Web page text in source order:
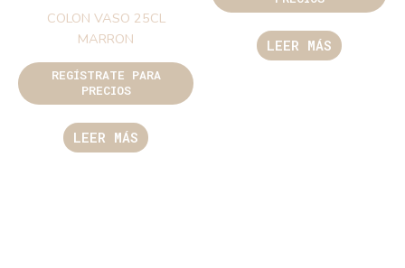
COLON VASO 25CL
MARRON
REGÍSTRATE PARA
PRECIOS
LEER MÁS
LEER MÁS